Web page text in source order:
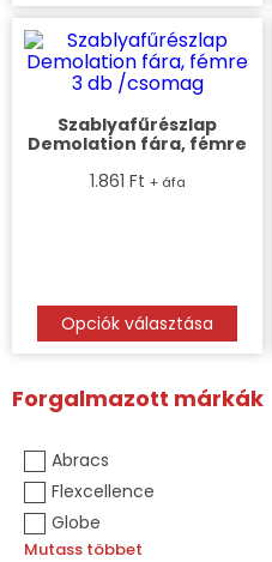
választhatók
ki
Szablyafűrészlap
Demolation fára, fémre
1.861 Ft + áfa
Opciók választása
Ennek
a
terméknek
variációja
van.
változatok
Forgalmazott márkák
Abracs
Flexcellence
Globe
Mutass többet